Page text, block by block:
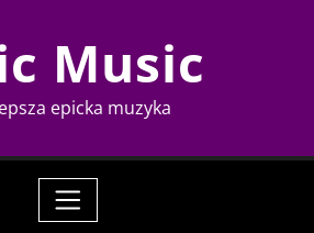
Music
epicka muzyka